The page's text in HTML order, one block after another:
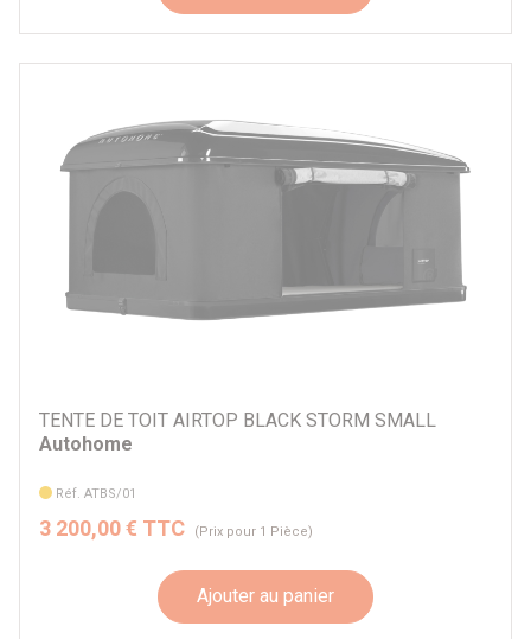
TENTE DE TOIT AIRTOP BLACK STORM SMALL
Autohome
Réf. ATBS/01
3 200,00 € TTC (Prix pour 1 Pièce)
Ajouter au panier